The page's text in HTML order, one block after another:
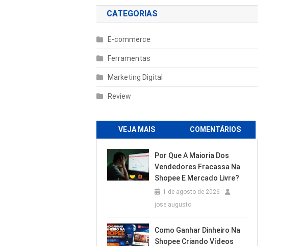
CATEGORIAS
E-commerce
Ferramentas
Marketing Digital
Review
VEJA MAIS COMENTÁRIOS
Por Que A Maioria Dos
Vendedores Fracassa Na
Shopee E Mercado Livre?
1 de agosto de 2026
jose augusto
Como Ganhar Dinheiro Na
Shopee Criando Vídeos